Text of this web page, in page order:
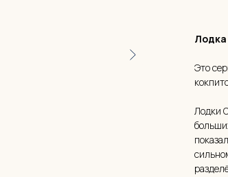
Лодка
Это
Лодки